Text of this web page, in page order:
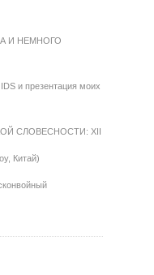
И НЕМНОГО
и презентация моих
СЛОВЕСНОСТИ: XII
Китай)